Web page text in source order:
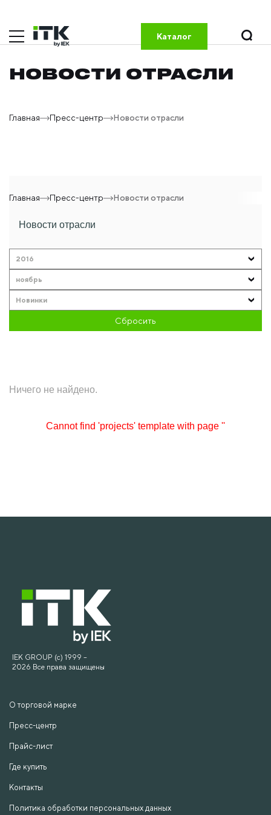
Каталог
НОВОСТИ ОТРАСЛИ
Главная Пресс-центр Новости отрасли
Главная Пресс-центр Новости отрасли
Новости отрасли
2016
ноябрь
Новинки
Сбросить
Ничего не найдено.
Cannot find 'projects' template with page ''
IEK GROUP (c) 1999 –
2026 Все права защищены
О торговой марке
Пресс-центр
Прайс-лист
Где купить
Контакты
Политика обработки персональных данных